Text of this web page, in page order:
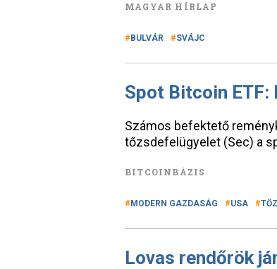
MAGYAR HÍRLAP
BULVÁR SVÁJC
Spot Bitcoin
Számos befektető
tőzsdefelügyelet (Sec) a
BITCOINBÁZIS
MODERN GAZDASÁG USA
Lovas rendőrök